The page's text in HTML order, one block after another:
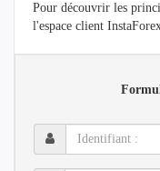
Pour découvrir les
l'espace client
Identifiant
: